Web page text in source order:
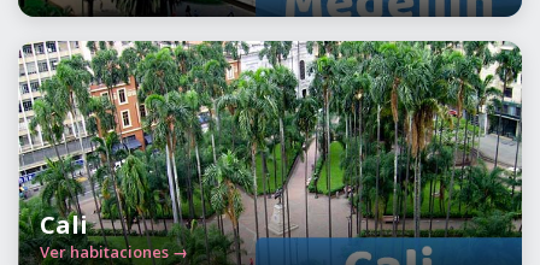
Cali
Ver habitaciones →